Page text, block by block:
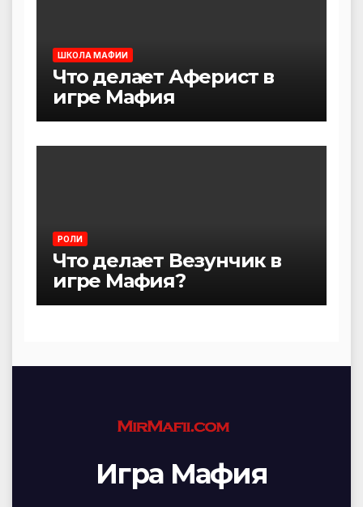
ШКОЛА МАФИИ
Что делает Аферист в
игре Мафия
РОЛИ
Что делает Везунчик в
игре Мафия?
Игра Мафия